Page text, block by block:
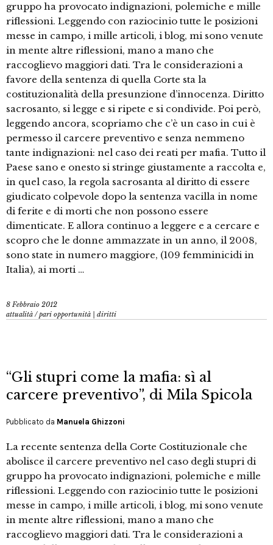
gruppo ha provocato indignazioni, polemiche e mille
riflessioni. Leggendo con raziocinio tutte le posizioni
messe in campo, i mille articoli, i blog, mi sono venute
in mente altre riflessioni, mano a mano che
raccoglievo maggiori dati. Tra le considerazioni a
favore della sentenza di quella Corte sta la
costituzionalità della presunzione d’innocenza. Diritto
sacrosanto, si legge e si ripete e si condivide. Poi però,
leggendo ancora, scopriamo che c’è un caso in cui è
permesso il carcere preventivo e senza nemmeno
tante indignazioni: nel caso dei reati per mafia. Tutto il
Paese sano e onesto si stringe giustamente a raccolta e,
in quel caso, la regola sacrosanta al diritto di essere
giudicato colpevole dopo la sentenza vacilla in nome
di ferite e di morti che non possono essere
dimenticate. E allora continuo a leggere e a cercare e
scopro che le donne ammazzate in un anno, il 2008,
sono state in numero maggiore, (109 femminicidi in
Italia), ai morti …
8 Febbraio 2012
attualità /pari opportunità | diritti
“Gli stupri come la mafia: sì al
carcere preventivo”, di Mila Spicola
Pubblicato da Manuela Ghizzoni
La recente sentenza della Corte Costituzionale che
abolisce il carcere preventivo nel caso degli stupri di
gruppo ha provocato indignazioni, polemiche e mille
riflessioni. Leggendo con raziocinio tutte le posizioni
messe in campo, i mille articoli, i blog, mi sono venute
in mente altre riflessioni, mano a mano che
raccoglievo maggiori dati. Tra le considerazioni a